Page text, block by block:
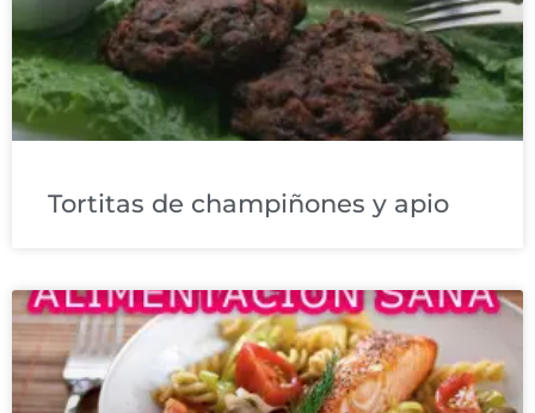
Tortitas de champiñones y apio